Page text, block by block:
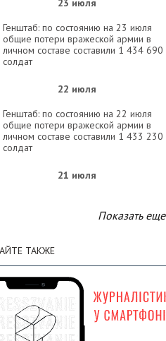
23 июля
Генштаб: по состоянию на 23 июля
общие потери вражеской армии в
личном составе составили 1 434 690
солдат
22 июля
Генштаб: по состоянию на 22 июля
общие потери вражеской армии в
личном составе составили 1 433 230
солдат
21 июля
общие потери вражеской армии в
личном составе составили 1 431 900
Генштаб: по состоянию на 20 июля
общие потери вражеской армии в
личном составе составили 1 430 530
солдат
Показать еще
ТАКЖЕ